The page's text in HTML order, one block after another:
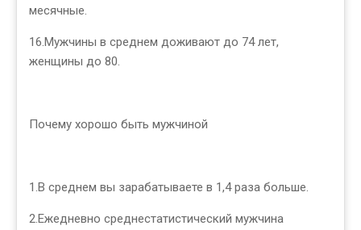
месячные.
16.Мужчины в среднем доживают до 74 лет,
женщины до 80.
Почему хорошо быть мужчиной
1.В среднем вы зарабатываете в 1,4 раза больше.
2.Ежедневно среднестатистический мужчина